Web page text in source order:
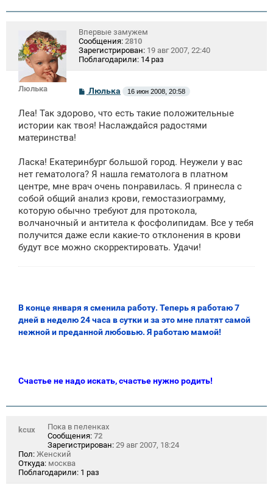
Люлька
Впервые замужем
Сообщения: 2810
Зарегистрирован: 19 авг 2007, 22:40
Поблагодарили: 14 раз
С
б
щ
Люлька 16 июн 2008, 20:58
Леа! Так здорово, что есть такие положительные
истории как твоя! Наслаждайся радостями
материнства!
Ласка! Екатеринбург большой город. Неужели у вас
нет гематолога? Я нашла гематолога в платном
центре, мне врач очень понравилась. Я принесла с
собой общий анализ крови, гемостазиограмму,
которую обычно требуют для протокола,
волчаночный и антитела к фосфолипидам. Все у тебя
получится даже если какие-то отклонения в крови
будут все можно скорректировать. Удачи!
В конце января я сменила работу. Теперь я работаю 7
дней в неделю 24 часа в сутки и за это мне платят самой
нежной и преданной любовью. Я работаю мамой!
Счастье не надо искать, счастье нужно родить!
kcux
Пока в пеленках
Сообщения: 72
Зарегистрирован: 29 авг 2007, 18:24
Пол: Женский
Откуда: москва
Поблагодарили: 1 раз